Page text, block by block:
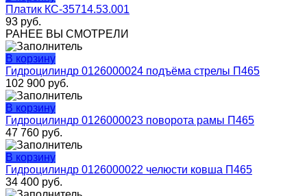
Платик КС-35714.53.001
93 руб.
РАНЕЕ ВЫ СМОТРЕЛИ
В корзину
Гидроцилиндр 0126000024 подъёма стрелы П465
102 900 руб.
В корзину
Гидроцилиндр 0126000023 поворота рамы П465
47 760 руб.
В корзину
Гидроцилиндр 0126000022 челюсти ковша П465
34 400 руб.